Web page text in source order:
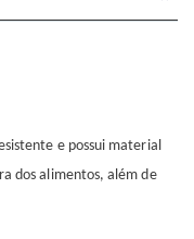
e possui material
dos alimentos, além de